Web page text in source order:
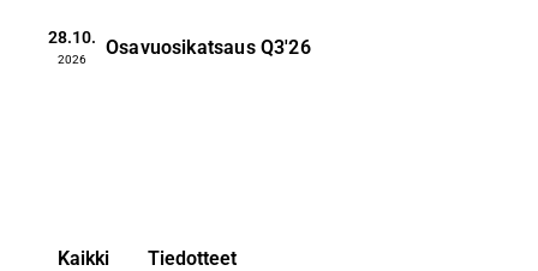
28.10.
2026
Osavuosikatsaus Q3'26
Kaikki Tiedotteet